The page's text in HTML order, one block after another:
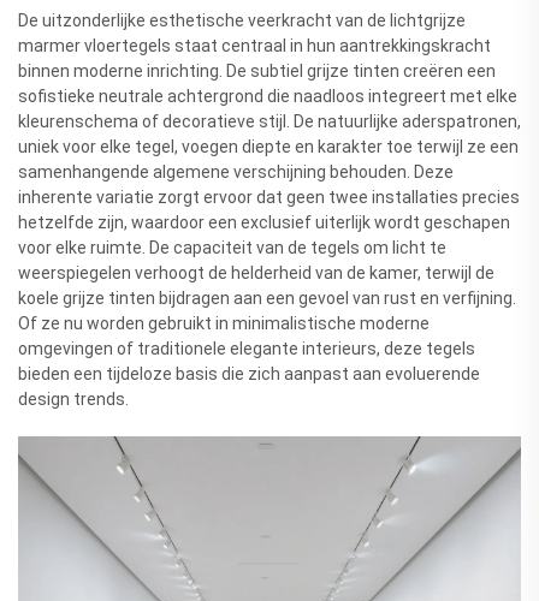
De uitzonderlijke esthetische veerkracht van de lichtgrijze
marmer vloertegels staat centraal in hun aantrekkingskracht
binnen moderne inrichting. De subtiel grijze tinten creëren een
sofistieke neutrale achtergrond die naadloos integreert met elke
kleurenschema of decoratieve stijl. De natuurlijke aderspatronen,
uniek voor elke tegel, voegen diepte en karakter toe terwijl ze een
samenhangende algemene verschijning behouden. Deze
inherente variatie zorgt ervoor dat geen twee installaties precies
hetzelfde zijn, waardoor een exclusief uiterlijk wordt geschapen
voor elke ruimte. De capaciteit van de tegels om licht te
weerspiegelen verhoogt de helderheid van de kamer, terwijl de
koele grijze tinten bijdragen aan een gevoel van rust en verfijning.
Of ze nu worden gebruikt in minimalistische moderne
omgevingen of traditionele elegante interieurs, deze tegels
bieden een tijdeloze basis die zich aanpast aan evoluerende
design trends.